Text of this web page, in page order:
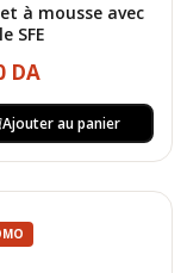
à mousse avec
SFE
DA
Ajouter au panier